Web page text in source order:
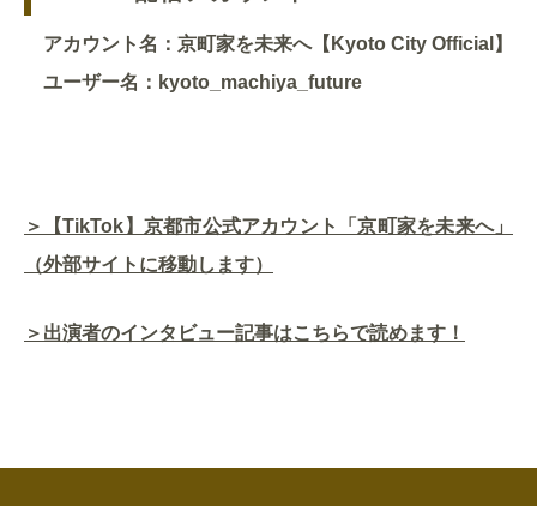
アカウント名：京町家を未来へ【Kyoto City Official】
ユーザー名：kyoto_machiya_future
＞【TikTok】京都市公式アカウント「京町家を未来へ」
（外部サイトに移動します）
＞出演者のインタビュー記事はこちらで読めます！